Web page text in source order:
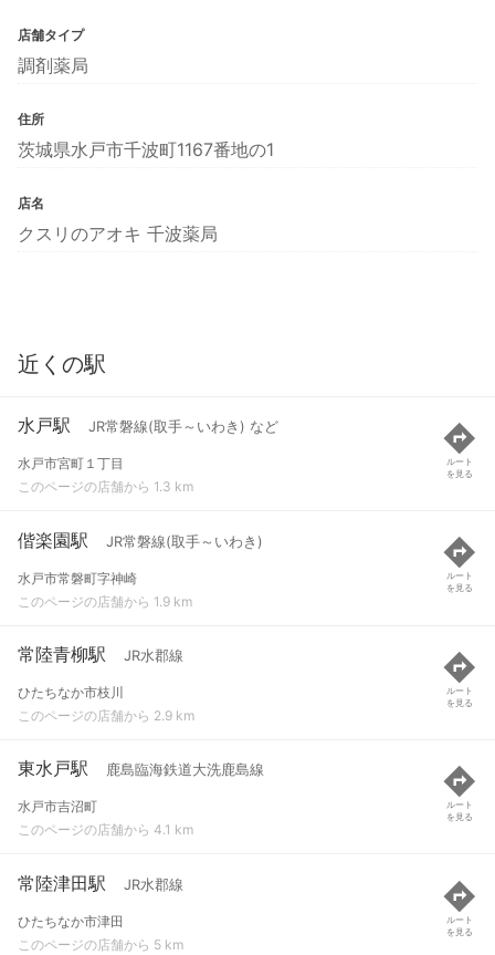
店舗タイプ
調剤薬局
住所
茨城県水戸市千波町1167番地の1
店名
クスリのアオキ 千波薬局
近くの駅
水戸駅 JR常磐線(取手～いわき) など
水戸市宮町１丁目
このページの店舗から 1.3 km
ルート
を見る
偕楽園駅 JR常磐線(取手～いわき)
水戸市常磐町字神崎
このページの店舗から 1.9 km
ルート
を見る
常陸青柳駅 JR水郡線
ひたちなか市枝川
このページの店舗から 2.9 km
ルート
を見る
東水戸駅 鹿島臨海鉄道大洗鹿島線
水戸市吉沼町
このページの店舗から 4.1 km
ルート
を見る
常陸津田駅 JR水郡線
ひたちなか市津田
このページの店舗から 5 km
ルート
を見る